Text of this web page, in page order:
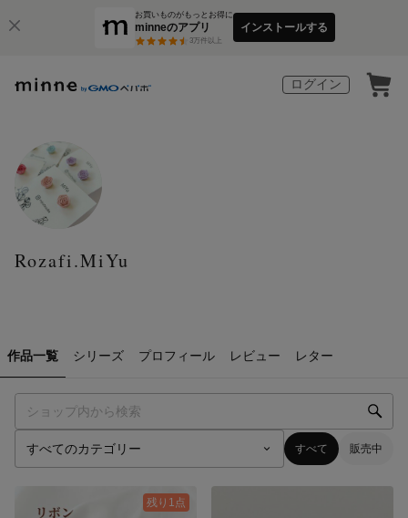
お買いものがもっとお得に
minneのアプリ
3万件以上
インストールする
ログイン
Rozafi.MiYu
作品一覧 シリーズ プロフィール レビュー レター
すべて 販売中
残り1点